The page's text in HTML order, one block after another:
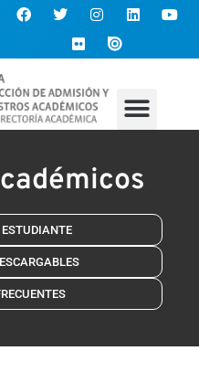
ESTUDIANTE